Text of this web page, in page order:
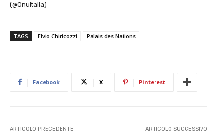
(@OnuItalia)
TAGS Elvio Chiricozzi Palais des Nations
Facebook X Pinterest
ARTICOLO PRECEDENTE ARTICOLO SUCCESSIVO